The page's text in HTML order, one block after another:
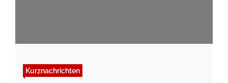
Kurznachrichten